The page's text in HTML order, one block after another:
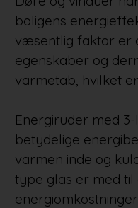
boligens
væsentlig faktor er
egenskaber og
varmetab, hvilket
Energiruder med
betydelige
varmen inde og
type glas er med